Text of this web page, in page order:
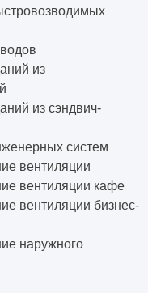
из
из сэндвич-
систем
вентиляции
вентиляции кафе
вентиляции бизнес-
наружного